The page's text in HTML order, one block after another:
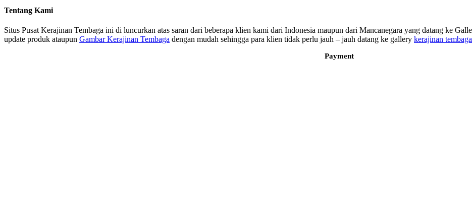
Tentang Kami
Situs Pusat Kerajinan Tembaga ini di luncurkan atas saran dari beberapa klien kami dari Indonesia maupun dari Mancanegara yang datang ke
update produk ataupun Gambar Kerajinan Tembaga dengan mudah sehingga para klien tidak perlu jauh – jauh datang ke gallery kerajinan
Payment